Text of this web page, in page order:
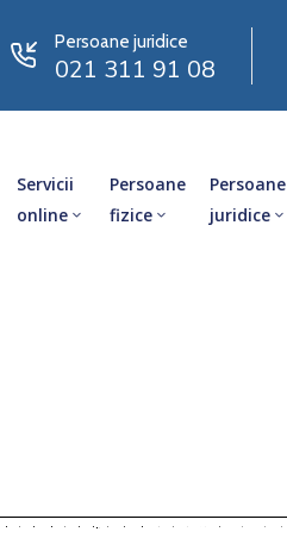
Persoane juridice
021 311 91 08
Servicii
online
Persoane
fizice
Persoane
juridice